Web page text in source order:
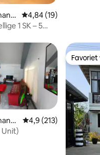
Gemiddelde
4,84 (19)
1 SK – 5
Gemiddelde
4,9 (213)
Unit)